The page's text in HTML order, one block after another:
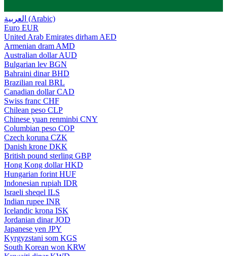
العربية (Arabic)
Euro EUR
United Arab Emirates dirham AED
Armenian dram AMD
Australian dollar AUD
Bulgarian lev BGN
Bahraini dinar BHD
Brazilian real BRL
Canadian dollar CAD
Swiss franc CHF
Chilean peso CLP
Chinese yuan renminbi CNY
Columbian peso COP
Czech koruna CZK
Danish krone DKK
British pound sterling GBP
Hong Kong dollar HKD
Hungarian forint HUF
Indonesian rupiah IDR
Israeli sheqel ILS
Indian rupee INR
Icelandic krona ISK
Jordanian dinar JOD
Japanese yen JPY
Kyrgyzstani som KGS
South Korean won KRW